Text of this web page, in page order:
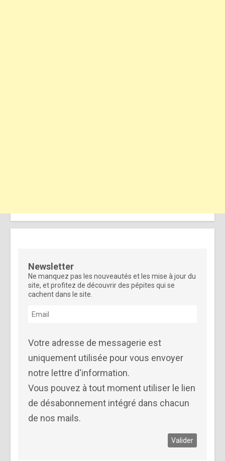
Newsletter
Ne manquez pas les nouveautés et les mise à jour du
site, et profitez de découvrir des pépites qui se
cachent dans le site.
Votre adresse de messagerie est
uniquement utilisée pour vous envoyer
notre lettre d'information.
Vous pouvez à tout moment utiliser le lien
de désabonnement intégré dans chacun
de nos mails.